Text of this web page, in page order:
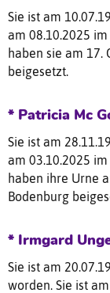
Sie ist am
am 08.10.2025
haben sie am 17.
beigesetzt.
* Patricia Mc
Sie ist am
am 03.10.2025
haben ihre Urne
Bodenburg
* Irmgard
Sie ist am
worden. Sie ist